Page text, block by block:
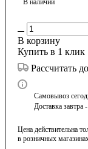
В наличии
В корзину
Купить в 1 клик
Рассчитать
Самовывоз
Доставка завтра
Цена действительна
в розничных